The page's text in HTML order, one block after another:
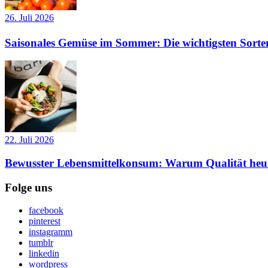
26. Juli 2026
Saisonales Gemüse im Sommer: Die wichtigsten
22. Juli 2026
Bewusster Lebensmittelkonsum: Warum Qualität
Folge uns
facebook
pinterest
instagramm
tumblr
linkedin
wordpress